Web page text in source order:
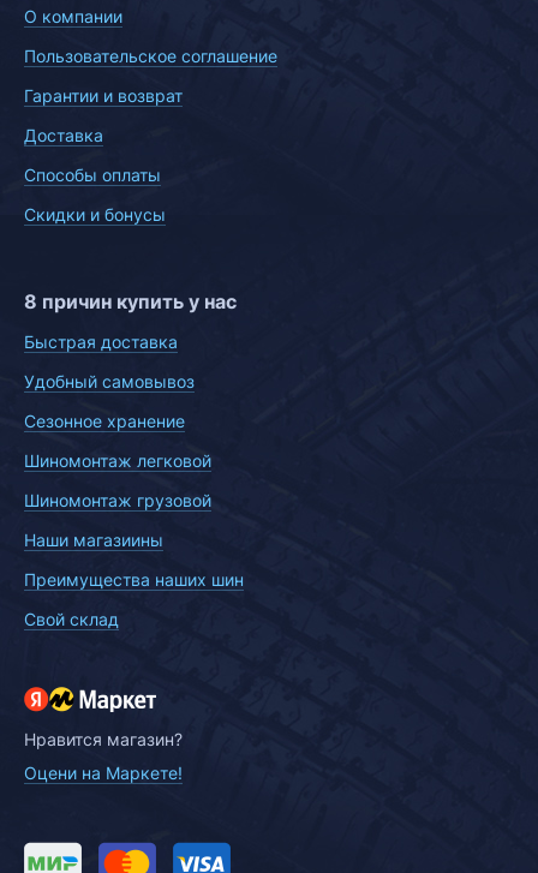
О компании
Пользовательское соглашение
Гарантии и возврат
Доставка
Способы оплаты
Скидки и бонусы
8 причин купить у нас
Быстрая доставка
Удобный самовывоз
Сезонное хранение
Шиномонтаж легковой
Шиномонтаж грузовой
Наши магазиины
Преимущества наших шин
Свой склад
Нравится магазин?
Оцени на Маркете!